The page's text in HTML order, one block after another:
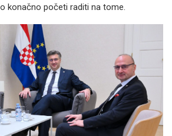
konačno početi raditi na tome.